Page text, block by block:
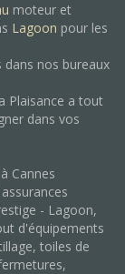
moteur et
Lagoon pour les
dans nos bureaux
Plaisance a tout
dans vos
Cannes
- Lagoon,
d'équipements
toiles de